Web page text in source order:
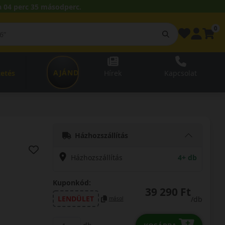
04 perc 34 másodperc.
AJÁNDÉKUTALVÁNY
Házhozszállítás
Házhozszállítás 4+ db
Kuponkód:
LENDÜLET
másol 39 290 Ft
/db